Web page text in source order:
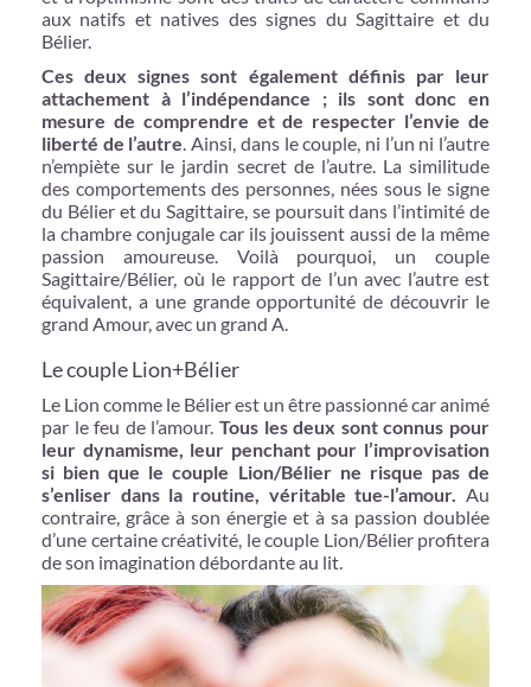
aux natifs et natives des signes du Sagittaire et du
Bélier.
Ces deux signes sont également définis par leur
attachement à l’indépendance ; ils sont donc en
mesure de comprendre et de respecter l’envie de
liberté de l’autre. Ainsi, dans le couple, ni l’un ni l’autre
n’empiète sur le jardin secret de l’autre. La similitude
des comportements des personnes, nées sous le signe
du Bélier et du Sagittaire, se poursuit dans l’intimité de
la chambre conjugale car ils jouissent aussi de la même
passion amoureuse. Voilà pourquoi, un couple
Sagittaire/Bélier, où le rapport de l’un avec l’autre est
équivalent, a une grande opportunité de découvrir le
grand Amour, avec un grand A.
Le couple Lion+Bélier
Le Lion comme le Bélier est un être passionné car animé
par le feu de l’amour. Tous les deux sont connus pour
leur dynamisme, leur penchant pour l’improvisation
si bien que le couple Lion/Bélier ne risque pas de
s’enliser dans la routine, véritable tue-l’amour. Au
contraire, grâce à son énergie et à sa passion doublée
d’une certaine créativité, le couple Lion/Bélier profitera
de son imagination débordante au lit.